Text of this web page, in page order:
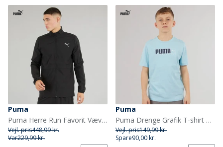
Puma
Puma Herre Run Favorit Vævet Løbejakke Puma Sort
Vejl. pris448,99 kr.
Var229,99 kr.
Puma
Puma Drenge Grafik T-shirt Aqua
Vejl. pris149,99 kr.
Spare90,00 kr.